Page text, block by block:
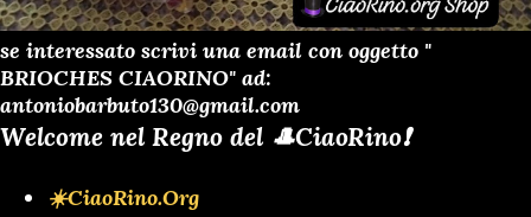
se interessato scrivi una email con oggetto "
BRIOCHES CIAORINO" ad:
antoniobarbuto130@gmail.com
Welcome nel Regno del 🎩CiaoRino❗️
☀️CiaoRino.Org